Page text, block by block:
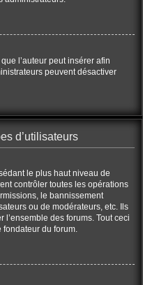
l’auteur peut insérer afin
peuvent désactiver
d’utilisateurs
le plus haut niveau de
contrôler toutes les opérations
le bannissement
ou de modérateurs, etc. Ils
des forums. Tout ceci
du forum.